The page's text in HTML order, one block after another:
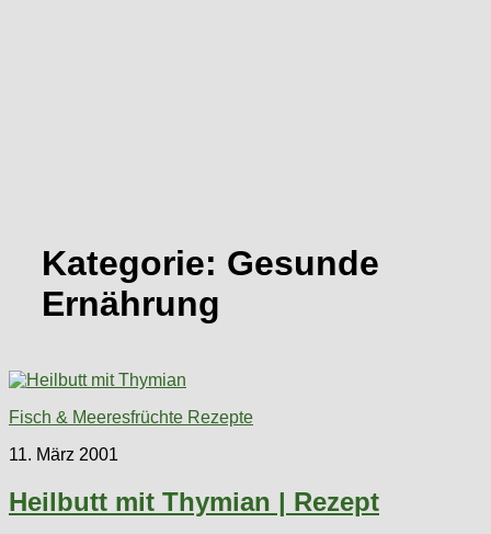
Kategorie: Gesunde
Ernährung
Fisch & Meeresfrüchte Rezepte
11. März 2001
Heilbutt mit Thymian | Rezept